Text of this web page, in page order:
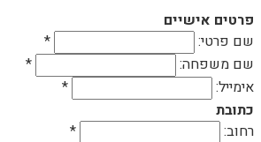
פרטים אישיים
שם פרטי:
*
שם משפחה:
*
אימייל:
*
כתובת
רחוב:
*